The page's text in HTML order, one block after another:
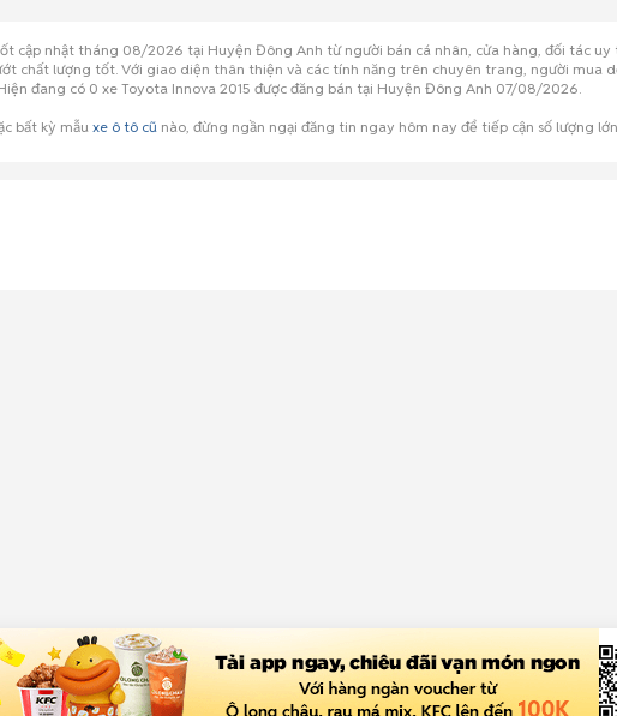
cập nhật tháng 08/2026 tại Huyện Đông Anh từ người bán cá nhân, cửa hàng, đối tác
chất lượng tốt. Với giao diện thân thiện và các tính năng trên chuyên trang, người mua
đang có 0 xe Toyota Innova 2015 được đăng bán tại Huyện Đông Anh 07/08/2026.
bất kỳ mẫu xe ô tô cũ nào, đừng ngần ngại đăng tin ngay hôm nay để tiếp cận số lượng